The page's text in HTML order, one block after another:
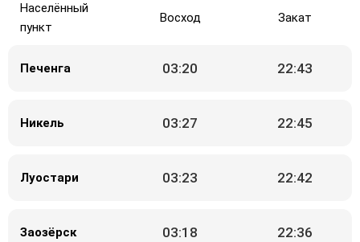
Населённый
пункт
Восход Закат
Печенга 03:20 22:43
Никель 03:27 22:45
Луостари 03:23 22:42
Заозёрск 03:18 22:36